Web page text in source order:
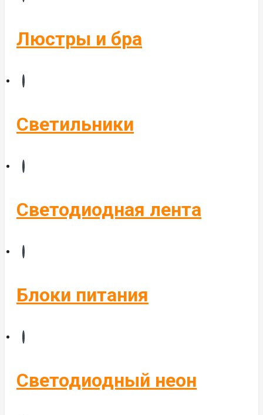
Управление светом
Люстры и бра
Светильники
Светодиодная лента
Блоки питания
Светодиодный неон